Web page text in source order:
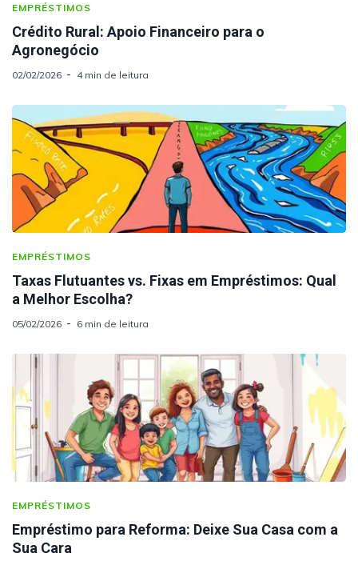
EMPRÉSTIMOS
Crédito Rural: Apoio Financeiro para o
Agronegócio
02/02/2026 4 min de leitura
EMPRÉSTIMOS
Taxas Flutuantes vs. Fixas em Empréstimos: Qual
a Melhor Escolha?
05/02/2026 6 min de leitura
EMPRÉSTIMOS
Empréstimo para Reforma: Deixe Sua Casa com a
Sua Cara